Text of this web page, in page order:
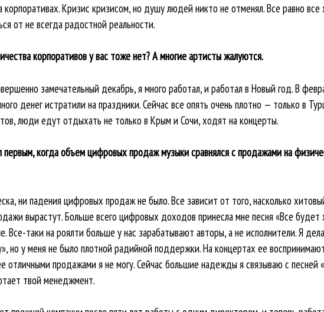
корпоративах. Кризис кризисом, но душу людей никто не отменял. Все равно
от не всегда радостной реальности.
корпоративов у вас тоже нет? А многие артисты жалуются.
замечательный декабрь, я много работал, и работал в Новый год. В
денег истратили на праздники. Сейчас все опять очень плотно — только в
люди едут отдыхать не только в Крым и Сочи, ходят на концерты.
первым, когда объем цифровых продаж музыки сравнялся с продажами на
ни падения цифровых продаж не было. Все зависит от того, насколько
вырастут. Больше всего цифровых доходов принесла мне песня «Все
Все-таки на роялти больше у нас зарабатывают авторы, а не исполнители. Я
но у меня не было плотной радийной поддержки. На концертах ее
отличными продажами я не могу. Сейчас большие надежды я связываю с песней
твой менеджмент.